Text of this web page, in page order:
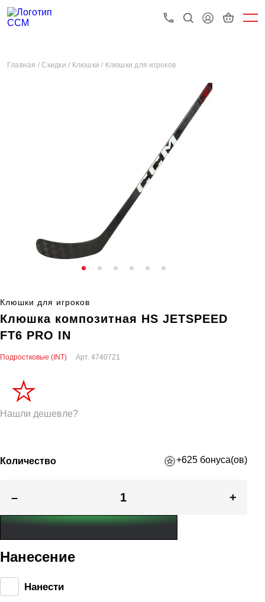
Главная /Скидки / Клюшки / Клюшки для игроков
Клюшки для игроков
Клюшка композитная HS JETSPEED
FT6 PRO IN
Подростковые (INT) Арт. 4740721
Нашли дешевле?
Количество +625 бонуса(ов)
– +
Нанесение
Нанести